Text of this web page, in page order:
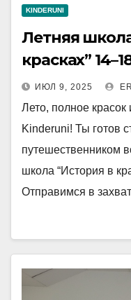
KINDERUNI
Летняя
красках”
ИЮЛ 9, 2025
Лето, полное красок
Kinderuni! Ты готов
путешественником
школа “История в
Отправимся в